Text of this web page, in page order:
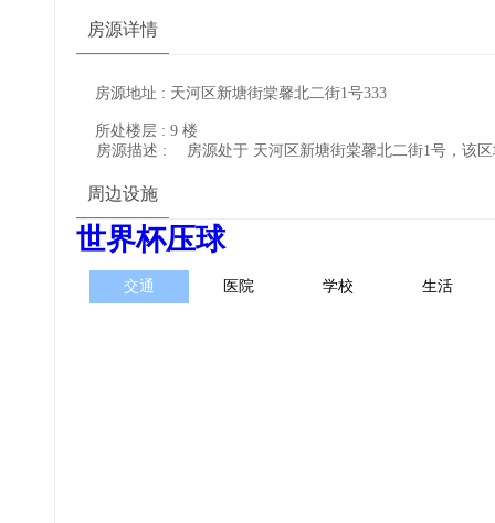
房源详情
房源地址 : 天河区新塘街棠馨北二街1号333
所处楼层 : 9 楼
房源描述 :
房源处于 天河区新塘街棠馨北二街1号，该
周边设施